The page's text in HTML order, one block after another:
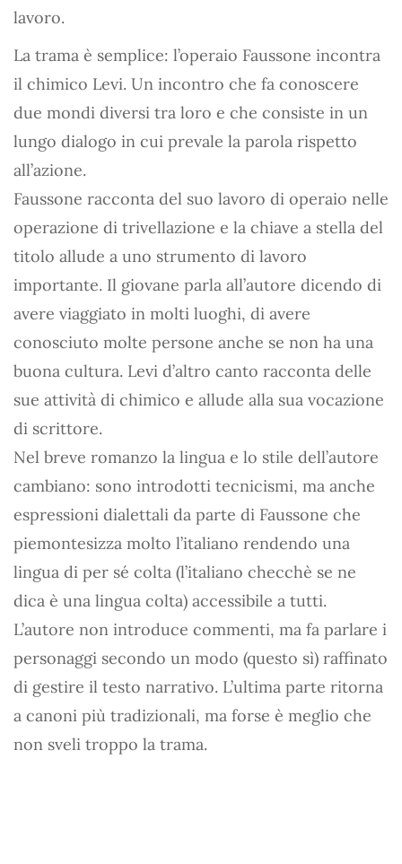
lavoro.
La trama è semplice: l’operaio Faussone incontra
il chimico Levi. Un incontro che fa conoscere
due mondi diversi tra loro e che consiste in un
lungo dialogo in cui prevale la parola rispetto
all’azione.
Faussone racconta del suo lavoro di operaio nelle
operazione di trivellazione e la chiave a stella del
titolo allude a uno strumento di lavoro
importante. Il giovane parla all’autore dicendo di
avere viaggiato in molti luoghi, di avere
conosciuto molte persone anche se non ha una
buona cultura. Levi d’altro canto racconta delle
sue attività di chimico e allude alla sua vocazione
di scrittore.
Nel breve romanzo la lingua e lo stile dell’autore
cambiano: sono introdotti tecnicismi, ma anche
espressioni dialettali da parte di Faussone che
piemontesizza molto l’italiano rendendo una
lingua di per sé colta (l’italiano checchè se ne
dica è una lingua colta) accessibile a tutti.
L’autore non introduce commenti, ma fa parlare i
personaggi secondo un modo (questo sì) raffinato
di gestire il testo narrativo. L’ultima parte ritorna
a canoni più tradizionali, ma forse è meglio che
non sveli troppo la trama.